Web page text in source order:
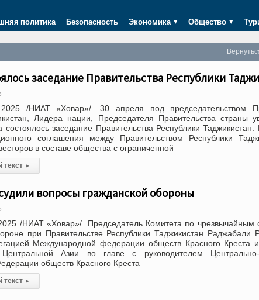
политика Безопасность Экономика Общество
заседание Правительства Республики
/НИАТ «Ховар»/. 30 апреля под председательством
Лидера нации, Председателя Правительства страны
заседание Правительства Республики Таджикистан.
соглашения между Правительством Республики
в составе общества с ограниченной
текст ▸
вопросы гражданской обороны
/НИАТ «Ховар»/. Председатель Комитета по чрезвычайным
при Правительстве Республики Таджикистан Раджабали
Международной федерации обществ Красного Креста
Азии во главе с руководителем Центрально-
обществ Красного Креста
текст ▸